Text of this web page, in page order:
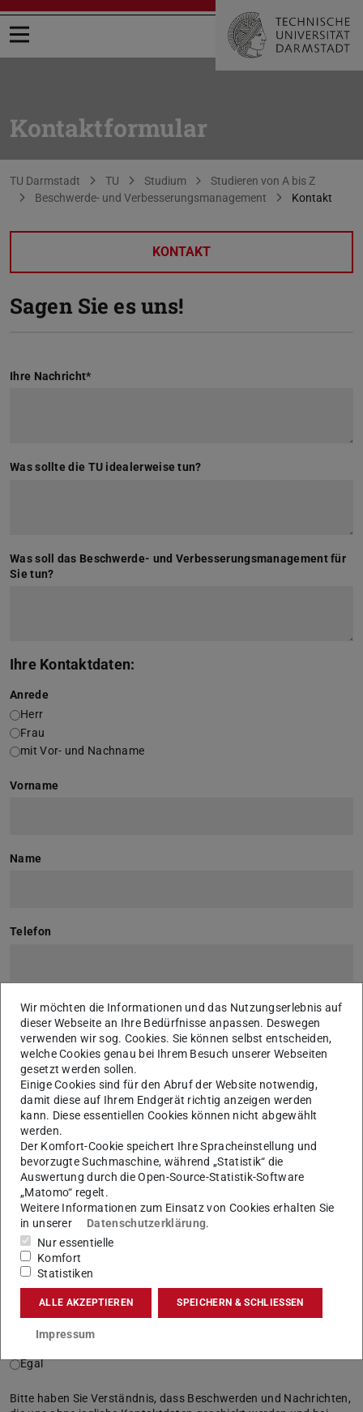
Menü öffnen
Kontaktformular
Sie befinden sich hier:
TU Darmstadt TU Studium
Studieren von A bis Z
Beschwerde- und Verbesserungsmanagement
Kontakt
KONTAKT
Sagen Sie es uns!
Ihre Nachricht*
Was sollte die TU idealerweise tun?
Was soll das Beschwerde- und Verbesserungsmanagement für
Sie tun?
Ihre Kontaktdaten:
Anrede
Herr
Frau
mit Vor- und Nachname
Vorname
Name
Telefon
E-Mail
Status
---bitte auswählen---
Studiengang
Abschluss
---bitte auswählen---
Mein Anliegen soll vertraulich behandelt werden
Egal
Bitte haben Sie Verständnis, dass Beschwerden und Nachrichten,
Wir möchten die Informationen und das Nutzungserlebnis auf
dieser Webseite an Ihre Bedürfnisse anpassen. Deswegen
verwenden wir sog. Cookies. Sie können selbst entscheiden,
welche Cookies genau bei Ihrem Besuch unserer Webseiten
gesetzt werden sollen.
Einige Cookies sind für den Abruf der Website notwendig,
damit diese auf Ihrem Endgerät richtig anzeigen werden
kann. Diese essentiellen Cookies können nicht abgewählt
werden.
Der Komfort-Cookie speichert Ihre Spracheinstellung und
bevorzugte Suchmaschine, während „Statistik“ die
Auswertung durch die Open-Source-Statistik-Software
„Matomo“ regelt.
Weitere Informationen zum Einsatz von Cookies erhalten Sie
in unserer
Datenschutzerklärung.
Nur essentielle
Komfort
Statistiken
ALLE AKZEPTIEREN SPEICHERN & SCHLIESSEN
Impressum